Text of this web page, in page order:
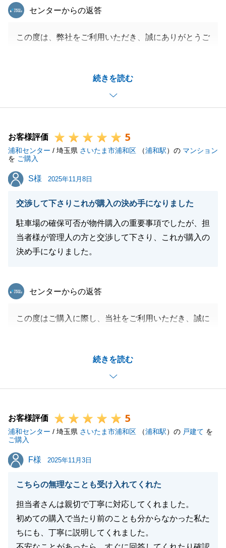
続きを読む
東急リバブル
センターからの返答
この度は、弊社をご利用いただき、誠にありがとうご
と、重ねて御礼申し上げます。
また何かございましたら、お気軽にご相談くださいま
せ。
閉じる
お客様評価 5
浦和センター / 埼玉県 さいたま市浦和区 （浦和駅）の マンション
を ご購入
S様
S様 2025年11月8日
交渉して下さりこれが購入の決め手になりました
駐車場の確保可否が物件購入の重要事項でしたが、担
当者様が管理人の方と交渉して下さり、これが購入の
決め手になりました。
続きを読む
東急リバブル
センターからの返答
この度はご購入に際し、当社をご利用いただき、誠に
場の件、お役に立てて本当に良かったです。
今後も何か不動産のことでお困りごとがございました
ら、いつでもお申し付けください。
お客様評価 5
浦和センター / 埼玉県 さいたま市浦和区 （浦和駅）の 戸建て を
ご購入
F様
F様 2025年11月3日
こちらの無理なことも受け入れてくれた
担当者さんは親切で丁寧に対応してくれました。
初めての購入で当たり前のことも分からなかった私た
ちにも、丁寧に説明してくれました。